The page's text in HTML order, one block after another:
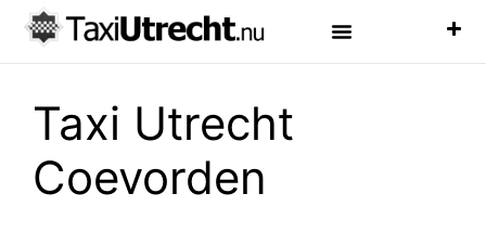
Taxi Utrecht
Coevorden